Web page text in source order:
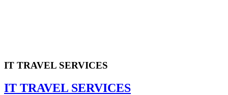
IT TRAVEL SERVICES
IT TRAVEL SERVICES